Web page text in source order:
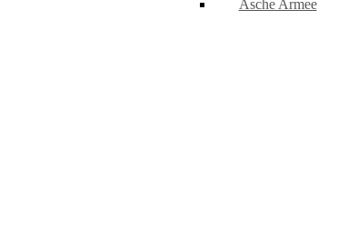
Asche Armee